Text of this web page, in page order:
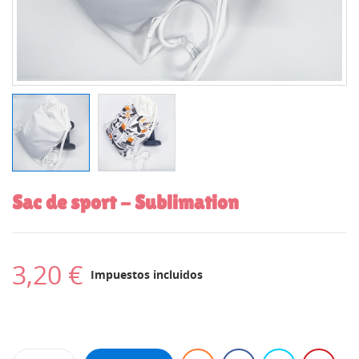
Sac de sport - Sublimation
3,20 € Impuestos incluidos